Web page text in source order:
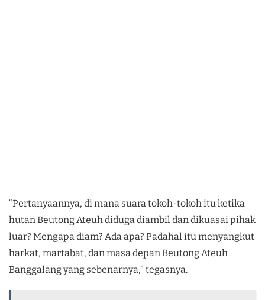
“Pertanyaannya, di mana suara tokoh-tokoh itu ketika
hutan Beutong Ateuh diduga diambil dan dikuasai pihak
luar? Mengapa diam? Ada apa? Padahal itu menyangkut
harkat, martabat, dan masa depan Beutong Ateuh
Banggalang yang sebenarnya,” tegasnya.